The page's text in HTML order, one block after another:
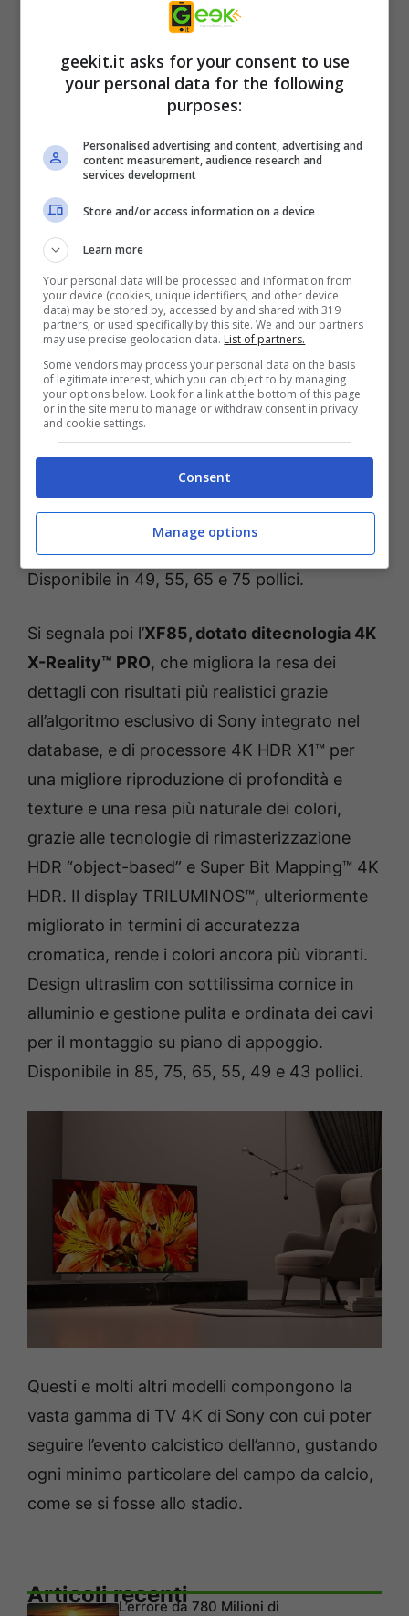
Il nuovoXF90 al top della gamma LCD 4K
HDRè ideale per guardare le scene con
soggetti in rapido movimento. L’esclusiva
tecnologia X-Motion Clarity™ di Sony
mantiene fluide, nitide e controllate le azioni
veloci, con sfocature minime e nessuna
perdita di luminosità. Dotato di processore
4K HDR X1™ Extreme e dell’esclusiva
tecnologia X-tended Dynamic Range™ PRO
6x di Sony, offre una potente elaborazione
delle immagini in tempo reale per assicurare
una resa altamente dettagliata, esaltando
scene buie e luminose con un contrasto
cinque volte maggiore di quello di un TV LED.
Disponibile in 49, 55, 65 e 75 pollici.
Si segnala poi l’XF85, dotato ditecnologia 4K
X-Reality™ PRO, che migliora la resa dei
dettagli con risultati più realistici grazie
all’algoritmo esclusivo di Sony integrato nel
database, e di processore 4K HDR X1™ per
una migliore riproduzione di profondità e
texture e una resa più naturale dei colori,
grazie alle tecnologie di rimasterizzazione
HDR “object-based” e Super Bit Mapping™ 4K
HDR. Il display TRILUMINOS™, ulteriormente
migliorato in termini di accuratezza
cromatica, rende i colori ancora più vibranti.
Design ultraslim con sottilissima cornice in
alluminio e gestione pulita e ordinata dei cavi
per il montaggio su piano di appoggio.
Disponibile in 85, 75, 65, 55, 49 e 43 pollici.
Questi e molti altri modelli compongono la
vasta gamma di TV 4K di Sony con cui poter
seguire l’evento calcistico dell’anno, gustando
ogni minimo particolare del campo da calcio,
come se si fosse allo stadio.
Articoli recentiL’errore da 780 Milioni di
geekit.it asks for your consent to use
your personal data for the following
purposes:
Personalised advertising and content, advertising and
content measurement, audience research and
services development
Store and/or access information on a device
Learn more
Your personal data will be processed and information from
your device (cookies, unique identifiers, and other device
data) may be stored by, accessed by and shared with 319
partners, or used specifically by this site. We and our partners
may use precise geolocation data. List of partners.
Some vendors may process your personal data on the basis
of legitimate interest, which you can object to by managing
your options below. Look for a link at the bottom of this page
or in the site menu to manage or withdraw consent in privacy
and cookie settings.
Consent
Manage options